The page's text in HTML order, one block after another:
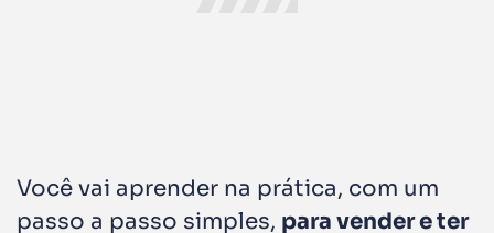
Você vai aprender na prática, com um
passo a passo simples, para vender e ter